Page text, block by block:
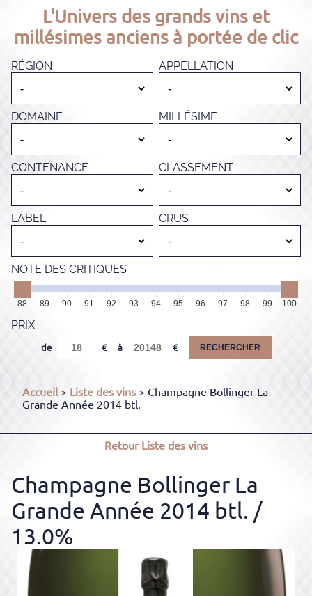
L'Univers des grands vins et
millésimes anciens à portée de clic
RÉGION APPELLATION
DOMAINE MILLÉSIME
CONTENANCE CLASSEMENT
LABEL CRUS
NOTE DES CRITIQUES
88 89 90 91 92 93 94 95 96 97 98 99 100
PRIX
de à RECHERCHER
Accueil> Liste des vins > Champagne Bollinger La
Grande Année 2014 btl.
RetourListe des vins
Champagne Bollinger La
Grande Année 2014 btl. /
13.0%